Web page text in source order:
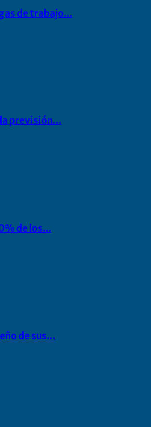
de trabajo…
la previsión…
de los…
de sus…